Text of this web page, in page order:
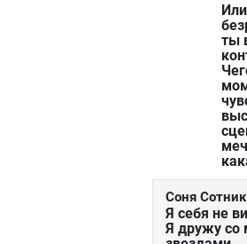
ты
Соня
Я себя не
Я дружу со